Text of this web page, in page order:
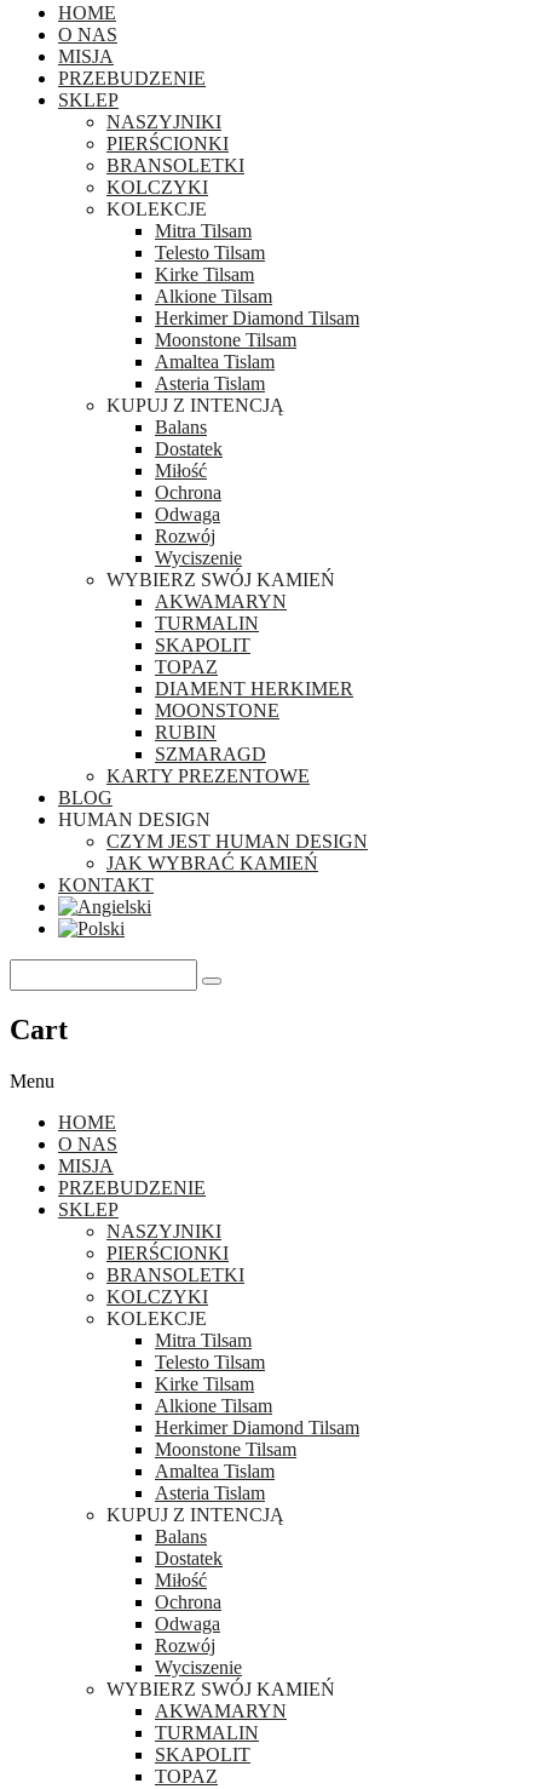
HOME
O NAS
MISJA
PRZEBUDZENIE
SKLEP
NASZYJNIKI
PIERŚCIONKI
BRANSOLETKI
KOLCZYKI
KOLEKCJE
Mitra Tilsam
Telesto Tilsam
Kirke Tilsam
Alkione Tilsam
Herkimer Diamond Tilsam
Moonstone Tilsam
Amaltea Tislam
Asteria Tislam
KUPUJ Z INTENCJĄ
Balans
Dostatek
Miłość
Ochrona
Odwaga
Rozwój
Wyciszenie
WYBIERZ SWÓJ KAMIEŃ
AKWAMARYN
TURMALIN
SKAPOLIT
TOPAZ
DIAMENT HERKIMER
MOONSTONE
RUBIN
SZMARAGD
KARTY PREZENTOWE
BLOG
HUMAN DESIGN
CZYM JEST HUMAN DESIGN
JAK WYBRAĆ KAMIEŃ
KONTAKT
Cart
Menu
HOME
O NAS
MISJA
PRZEBUDZENIE
SKLEP
NASZYJNIKI
PIERŚCIONKI
BRANSOLETKI
KOLCZYKI
KOLEKCJE
Mitra Tilsam
Telesto Tilsam
Kirke Tilsam
Alkione Tilsam
Herkimer Diamond Tilsam
Moonstone Tilsam
Amaltea Tislam
Asteria Tislam
KUPUJ Z INTENCJĄ
Balans
Dostatek
Miłość
Ochrona
Odwaga
Rozwój
Wyciszenie
WYBIERZ SWÓJ KAMIEŃ
AKWAMARYN
TURMALIN
SKAPOLIT
TOPAZ